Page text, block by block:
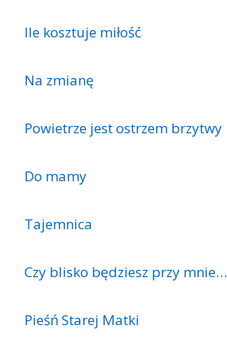
Ile kosztuje miłość
Na zmianę
Powietrze jest ostrzem brzytwy
Do mamy
Tajemnica
Czy blisko będziesz przy mnie…
Pieśń Starej Matki